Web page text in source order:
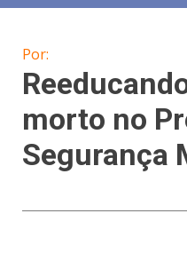
Por:
morto no
Segurança